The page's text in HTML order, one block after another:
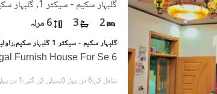
گلبہار سکیم - سیکٹر 1, گلبہار سکیم
2
3 6 مرلہ
6 Marla Sangal Furnish House For Se
شامل کی:6 دن پہل (تبدیلی کی گئی:1 دن پہلے)